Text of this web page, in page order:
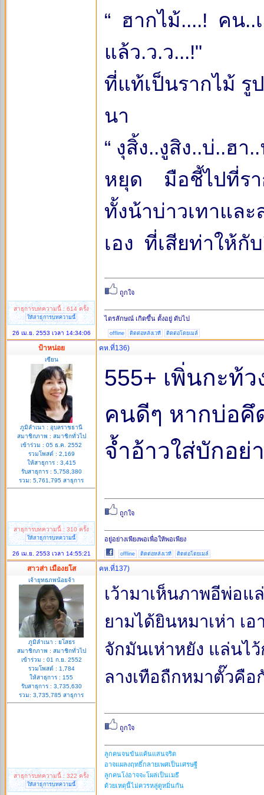
“ ฮากไม้....! คน..
แล้ว.ว.ว...!"
ที่แท้เป็นรากไม้ รู
นา
“ งุสิ้ง..งูสิง..บ่..ฮ
หยุด มือชี้ไปที่รา
ทั้งน้าบ่าวเทาแล
เอง ที่เสียท่าให้กั
สาธุการบทความนี้ : 614 ครั้ง
ให้สาธุการบทความนี้ ไตรลักษณ์ เกิดขึ้น ตั้งอยู่ ดับไป
26 เม.ย. 2553 เวลา 14:34:06 offline ติดต่อหลังเวที ติดต่อโดยเมล์
ป้าหน่อย คห.ที่136)
เซียน
ภูมิลำเนา : อุบลราชธานี
สมาชิกภาพ : สมาชิกทั่วไป
เข้าร่วม : 05 ธ.ค. 2552
รวมโพสต์ : 2,169
ให้สาธุการ : 3,415
รับสาธุการ : 5,758,380
รวม: 5,761,795 สาธุการ
555+ เพิ่นกะท้
คนดีๆ หากบ่อคึ
จ้ำอ้าวใส่บักอ
สาธุการบทความนี้ : 310 ครั้ง
ให้สาธุการบทความนี้ อยู่อย่างเพียงพอเพื่อให้พอเพียง
26 เม.ย. 2553 เวลา 14:55:21 offline ติดต่อหลังเวที ติดต่อโดยเมล์
สาวส่า เมืองยโส คห.ที่137)
เจ้ายุทธภพน้อยจ้า
ภูมิลำเนา : ยโสธร
สมาชิกภาพ : สมาชิกทั่วไป
เข้าร่วม : 01 ก.ย. 2552
รวมโพสต์ : 1,784
ให้สาธุการ : 155
รับสาธุการ : 3,735,630
รวม: 3,735,785 สาธุการ
เว้ามาเห็นภาพอีพ่อแ
ยามได้ยินหมาเห่า เอ
จักมันเห่าหยัง แล่นไ
ลางเทือถืกหมาตั๊วคือ
สาธุการบทความนี้ : 322 ครั้ง
ให้สาธุการบทความนี้
ลูกคนจนข้นแค้นแสนจริต
อาจแผลงฤทธิ์กลายเพศเป็นเศรษฐี
ลูกคนโง่อาจจะโผล่เป็นเมธี
ด้วยเหตุนี้ไม่ควรหลู่ดูหมิ่นกัน